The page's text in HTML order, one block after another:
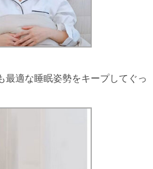
適な睡眠姿勢をキープしてぐっ